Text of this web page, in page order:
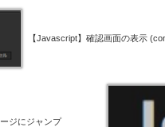
【Javascript】確認画面の表示
ジにジャンプ